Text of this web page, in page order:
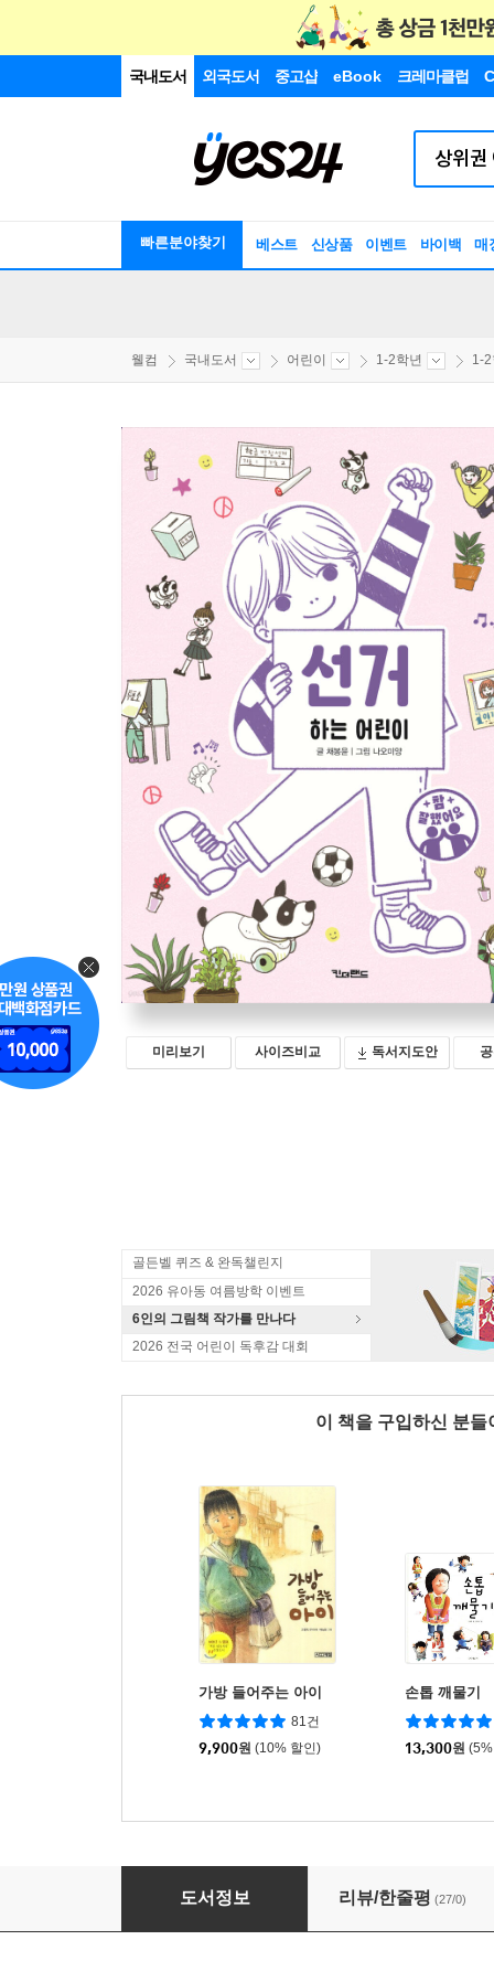
국내도서 외국도서 중고샵 eBook 크레마클럽
빠른분야찾기 베스트 신상품 이벤트 바이백 매
웰컴 국내도서 어린이 1-2학년 1-
미리보기 사이즈비교 독서지도안
골든벨 퀴즈 & 완독챌린지
2026 유아동 여름방학 이벤트
6인의 그림책 작가를 만나다
2026 전국 어린이 독후감 대회
이 책을 구입하신 분
가방 들어주는 아이
81건
9,900원 (10% 할인)
손톱 깨물기
13,300원
선거하는 어린이
도서정보 리뷰/한줄평 (27/0)